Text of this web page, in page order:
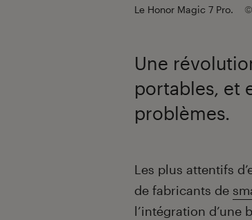
Le Honor Magic 7 Pro.
Une
portables, et
problèmes.
Introduction
Les plus attentifs
de fabricants de
l’intégration d’une